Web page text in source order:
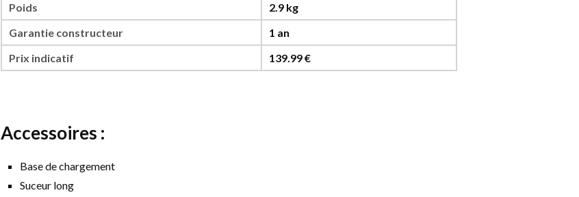
Poids
2.9 kg
Garantie constructeur
1 an
Prix indicatif
139.99 €
Accessoires :
Base de chargement
Suceur long